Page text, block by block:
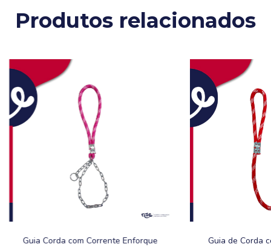
Produtos relacionados
Guia Corda com Corrente Enforque Guia de Corda